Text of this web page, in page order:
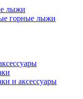
лыжи
горные лыжи
и аксессуары